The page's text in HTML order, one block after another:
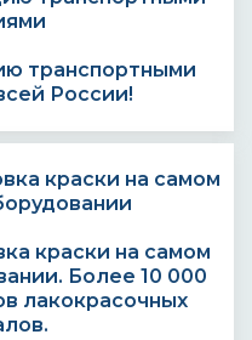
транспортными
России!
краски на самом
Более 10 000
лакокрасочных